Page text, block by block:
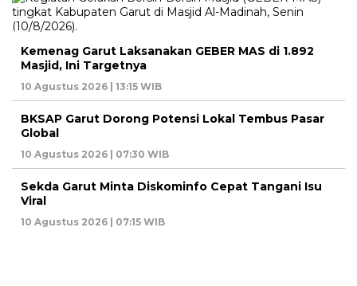
Kemenag Garut Laksanakan GEBER MAS di 1.892
Masjid, Ini Targetnya
10 Agustus 2026 | 13:15 WIB
BKSAP Garut Dorong Potensi Lokal Tembus Pasar
Global
10 Agustus 2026 | 07:30 WIB
Sekda Garut Minta Diskominfo Cepat Tangani Isu
Viral
10 Agustus 2026 | 07:15 WIB